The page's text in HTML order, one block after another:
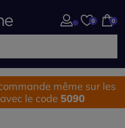
0 0
même sur les
le code 5090